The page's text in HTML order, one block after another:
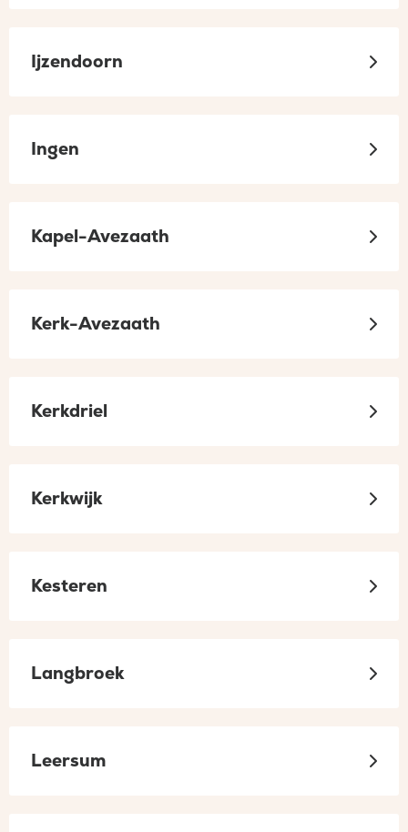
Ijzendoorn
Ingen
Kapel-Avezaath
Kerk-Avezaath
Kerkdriel
Kerkwijk
Kesteren
Langbroek
Leersum